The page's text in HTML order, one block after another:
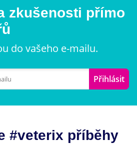
zkušenosti přímo
do vašeho e-mailu.
Přihlásit
#veterix příběhy